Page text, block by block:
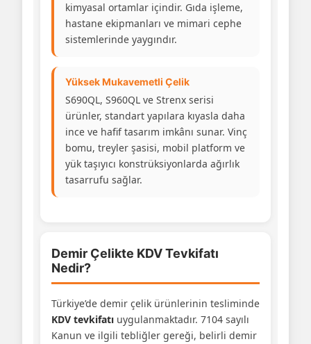
kimyasal ortamlar içindir. Gıda işleme,
hastane ekipmanları ve mimari cephe
sistemlerinde yaygındır.
Yüksek Mukavemetli Çelik
S690QL, S960QL ve Strenx serisi
ürünler, standart yapılara kıyasla daha
ince ve hafif tasarım imkânı sunar. Vinç
bomu, treyler şasisi, mobil platform ve
yük taşıyıcı konstrüksiyonlarda ağırlık
tasarrufu sağlar.
Demir Çelikte KDV Tevkifatı
Nedir?
Türkiye’de demir çelik ürünlerinin tesliminde
KDV tevkifatı uygulanmaktadır. 7104 sayılı
Kanun ve ilgili tebliğler gereği, belirli demir